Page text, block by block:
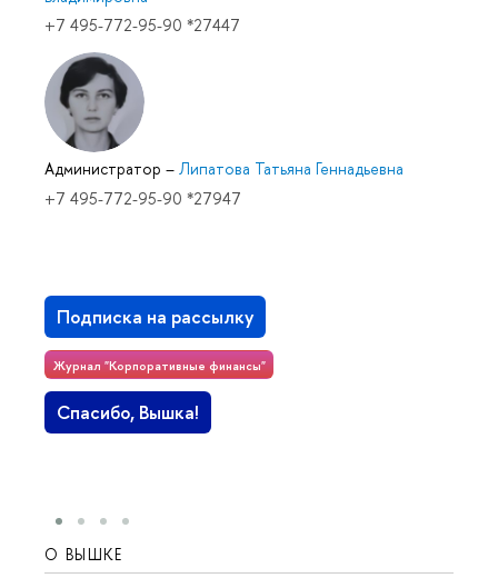
+7 495-772-95-90 *27447
Администратор – Липатова Татьяна Геннадьевна
+7 495-772-95-90 *27947
Подписка на рассылку
Журнал "Корпоративные финансы"
Спасибо, Вышка!
О ВЫШКЕ